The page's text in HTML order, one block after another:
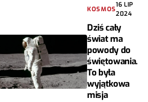
KOSMOS
16 LIP
2024
Dziś cały
świat ma
powody do
świętowania.
To była
wyjątkowa
misja